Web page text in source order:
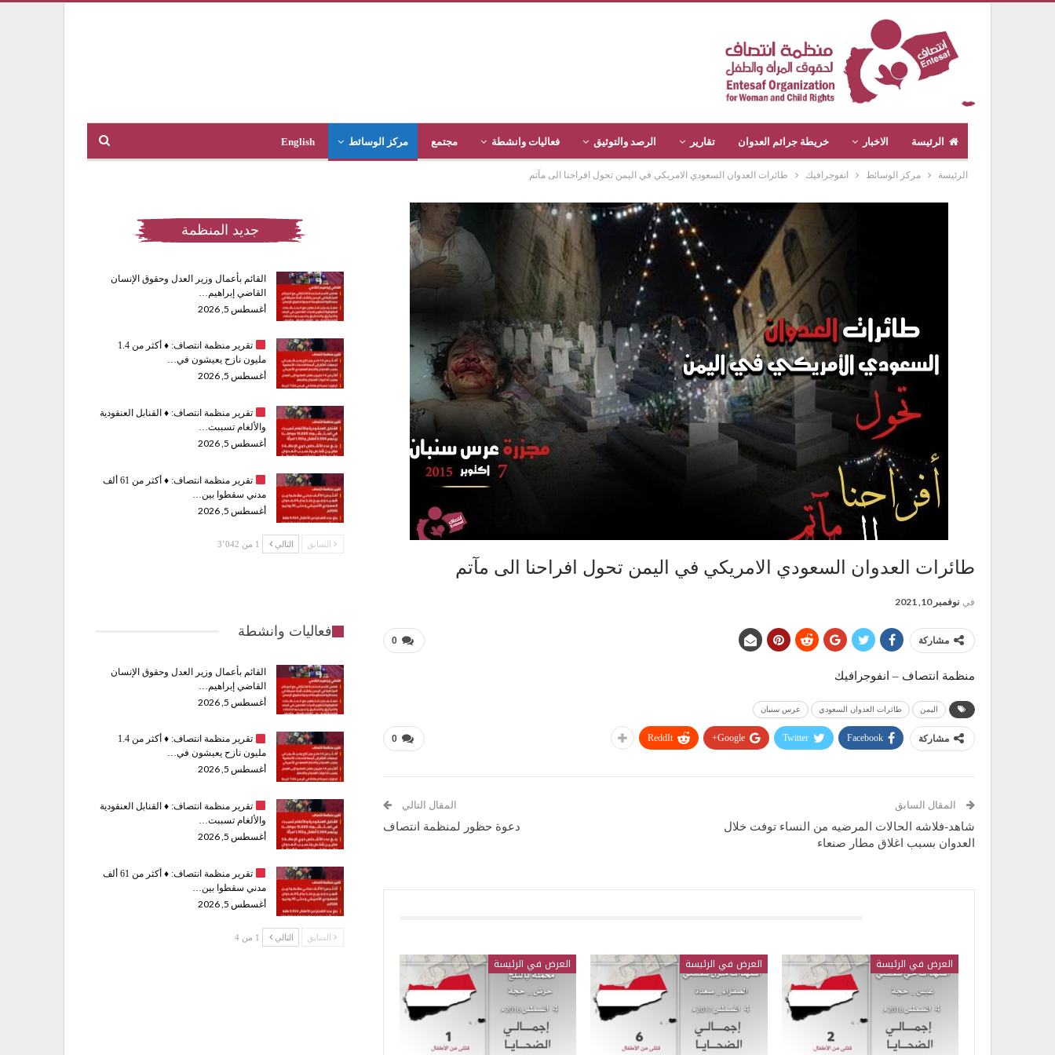
الرئيسة الاخبار خريطة جرائم العدوان تقارير الرصد والتوثيق فعاليات وانشطة مجتمع مركز الوسائط English
الرئيسة مركز الوسائط انفوجرافيك طائرات العدوان السعودي الامريكي في اليمن تحول افراحنا الى مآتم
طائرات العدوان السعودي الامريكي في اليمن تحول افراحنا الى مآتم
في نوفمبر 10, 2021
0 مشاركة
منظمة انتصاف – انفوجرافيك
اليمن طائرات العدوان السعودي عرس سنبان
0 مشاركة Facebook
Twitter
Google+
ReddIt
المقال السابق
شاهد-فلاشه الحالات المرضيه من النساء توفت خلال
العدوان بسبب اغلاق مطار صنعاء
المقال التالي
دعوة حظور لمنظمة انتصاف
العرض في الرئيسة العرض في الرئيسة العرض في الرئيسة
جديد المنظمة
القائم بأعمال وزير العدل وحقوق الإنسان
القاضي إبراهيم…
أغسطس 5, 2026
تقرير منظمة انتصاف: ♦️
أكثر من 1.4
مليون نازح يعيشون في…
أغسطس 5, 2026
تقرير منظمة انتصاف: ♦️القنابل العنقودية
والألغام تسببت…
أغسطس 5, 2026
تقرير منظمة انتصاف: ♦️
أكثر من 61 ألف
مدني سقطوا بين…
أغسطس 5, 2026
السابق التالي 1 من 3٬042
فعاليات وانشطة
القائم بأعمال وزير العدل وحقوق الإنسان
القاضي إبراهيم…
أغسطس 5, 2026
تقرير منظمة انتصاف: ♦️
أكثر من 1.4
مليون نازح يعيشون في…
أغسطس 5, 2026
تقرير منظمة انتصاف: ♦️القنابل العنقودية
والألغام تسببت…
أغسطس 5, 2026
تقرير منظمة انتصاف: ♦️
أكثر من 61 ألف
مدني سقطوا بين…
أغسطس 5, 2026
السابق التالي 1 من 4